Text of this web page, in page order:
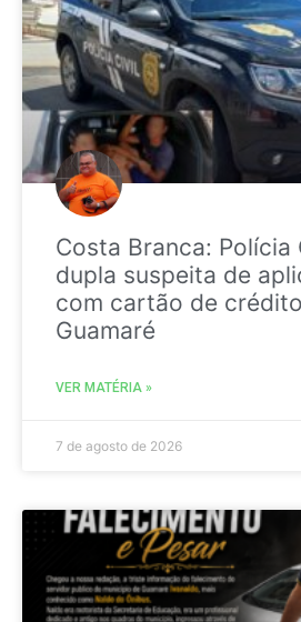
Costa Branca: Polícia
dupla suspeita de
com cartão de
Guamaré
VER MATÉRIA »
7 de agosto de 2026